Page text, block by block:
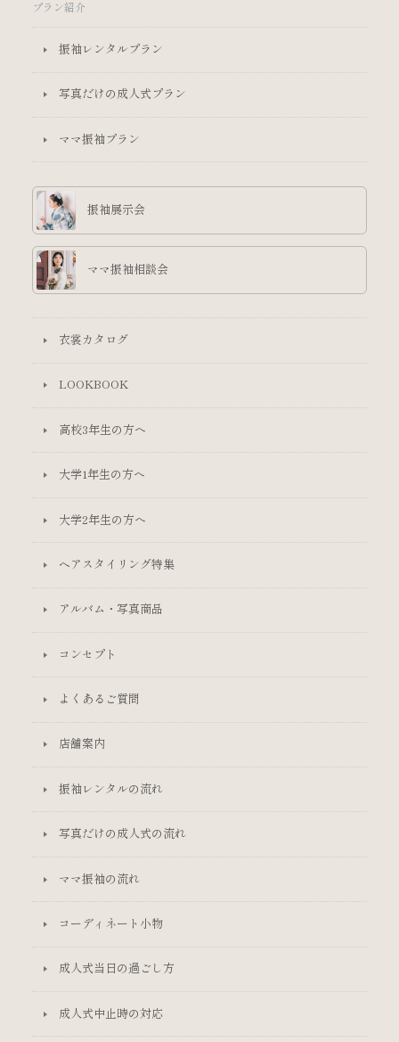
プラン紹介
振袖レンタルプラン
写真だけの成人式プラン
ママ振袖プラン
振袖展示会
ママ振袖相談会
衣裳カタログ
LOOKBOOK
高校3年生の方へ
大学1年生の方へ
大学2年生の方へ
ヘアスタイリング特集
アルバム・写真商品
コンセプト
よくあるご質問
店舗案内
振袖レンタルの流れ
写真だけの成人式の流れ
ママ振袖の流れ
コーディネート小物
成人式当日の過ごし方
成人式中止時の対応